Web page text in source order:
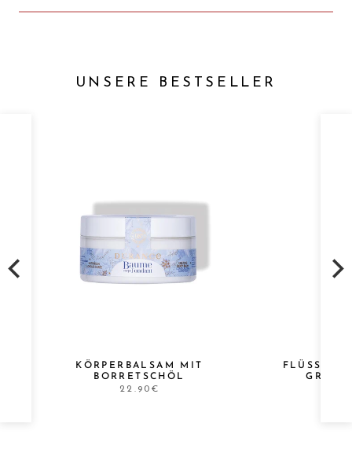
UNSERE BESTSELLER
KÖRPERBALSAM MIT
BORRETSCHÖL
22.90€